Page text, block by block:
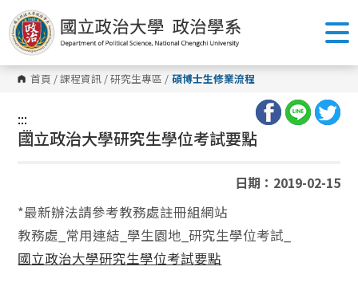
跳
到
主
要
內
容
區 首頁 /課程資訊 /研究生專區 / 碩博士生修業流程
:::
:::
國立政治大學研究生學位考試要點
日期：2019-02-15
*最新辦法請參考教務處註冊組網站
教務處_常用連結_學生園地_研究生學位考試_
國立政治大學研究生學位考試要點